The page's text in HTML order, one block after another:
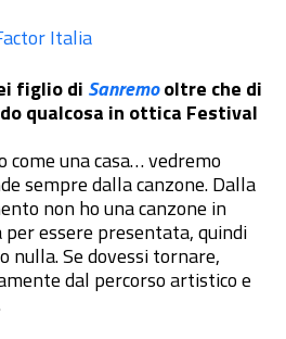
Italia
figlio di Sanremooltre che di
qualcosa in ottica Festival
una casa… vedremo
sempre dalla canzone. Dalla
non ho una canzone in
essere presentata, quindi
nulla. Se dovessi tornare,
dal percorso artistico e